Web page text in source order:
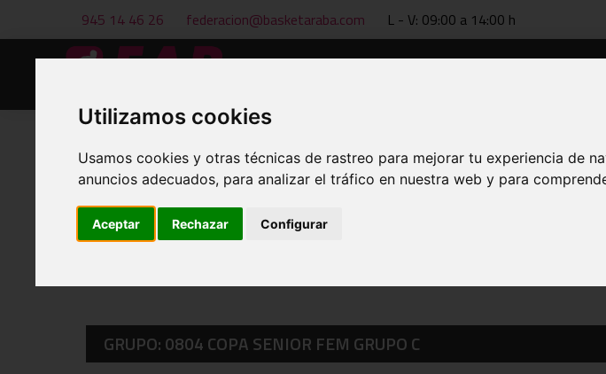
Utilizamos cookies
Usamos cookies y otras técnicas de rastreo para mejorar tu experiencia de
anuncios adecuados, para analizar el tráfico en nuestra web y para
Aceptar Rechazar Configurar
945 14 46 26 federacion@basketaraba.com L - V: 09:00 a 14:00 h
CALENDARIOS Y RESULTADOS
GRUPO: 0804 COPA SENIOR FEM GRUPO C